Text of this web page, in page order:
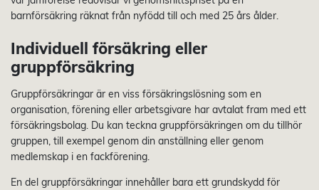
barnförsäkring räknat från nyfödd till och med 25 års ålder.
Individuell försäkring eller
gruppförsäkring
Gruppförsäkringar är en viss försäkringslösning som en
organisation, förening eller arbetsgivare har avtalat fram med ett
försäkringsbolag. Du kan teckna gruppförsäkringen om du tillhör
gruppen, till exempel genom din anställning eller genom
medlemskap i en fackförening.
En del gruppförsäkringar innehåller bara ett grundskydd för